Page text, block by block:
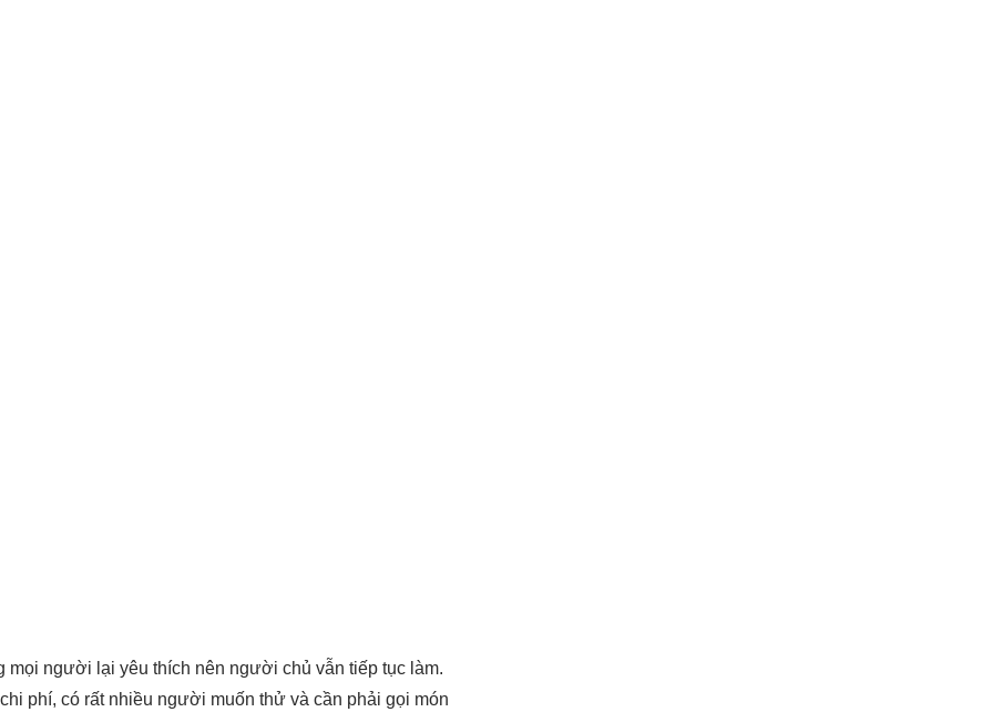
mọi người lại yêu thích nên người chủ vẫn tiếp tục làm.
phí, có rất nhiều người muốn thử và cần phải gọi món